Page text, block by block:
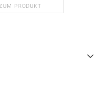
PRODUKT